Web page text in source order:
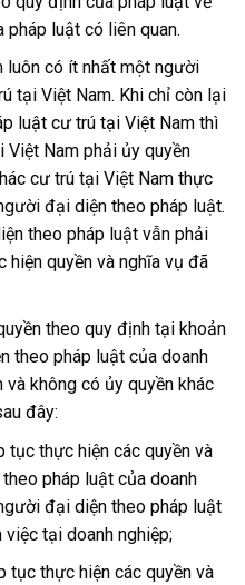
pháp luật có liên quan.
luôn có ít nhất một người
tại Việt Nam. Khi chỉ còn lại
luật cư trú tại Việt Nam thì
Việt Nam phải ủy quyền
cư trú tại Việt Nam thực
đại diện theo pháp luật.
theo pháp luật vẫn phải
hiện quyền và nghĩa vụ đã
theo quy định tại khoản
theo pháp luật của doanh
không có ủy quyền khác
đây:
thực hiện các quyền và
pháp luật của doanh
đại diện theo pháp luật
tại doanh nghiệp;
tục thực hiện các quyền và